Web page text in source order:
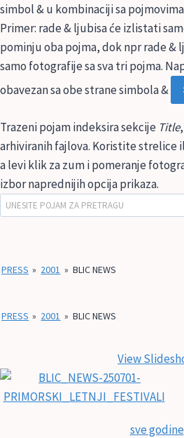
simbol & u kombinaciji sa
Primer: rade & ljubisa će izlistati
pominju oba pojma, dok npr rade &
samo fotografije sa sva tri pojma.
obavezan sa obe strane simbola &
Trazeni pojam indeksira sekcije Title,
arhiviranih fajlova. Koristite strelice
a levi klik za zum i pomeranje
izbor naprednijih opcija prikaza.
PRESS » 2001 » BLIC NEWS
PRESS » 2001 » BLIC NEWS
View
sve godine